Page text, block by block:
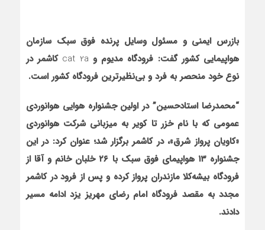
بازرس ایمنی و مسئول وسایل پرنده فوق سبک سازمان
هواپیمایی کشور گفت: فرودگاه مدیومو cat 2a کاشمر در
نوع خود منحصر به فرد و بی‌نظیرترین فرودگاه کشور است.
“محمدرضا استادحسین” در اولین جشنواره هوایی هوانوردی
عمومی که با نام خزر تا کویر به میزبانی شرکت هوانوردی
«کاویان پرواز شرق»، در کاشمر برگزار شد؛ عنوان کرد: در این
جشنواره ۱۳ هواپیمای فوق سبک با ۲۶ خلبان خانم و آقا از
فرودگاه بیشه‌کلا مازندران پرواز کرده و پس از فرود در کاشمر
مجدد به مقصد فرودگاه امام رضای مهریز یزد ادامه مسیر
دادند.